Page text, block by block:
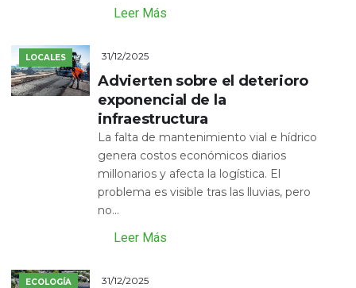
Leer Más
LOCALES 31/12/2025
Advierten sobre el deterioro
exponencial de la
infraestructura
La falta de mantenimiento vial e hídrico
genera costos económicos diarios
millonarios y afecta la logística. El
problema es visible tras las lluvias, pero
no...
Leer Más
ECOLOGÍA 31/12/2025